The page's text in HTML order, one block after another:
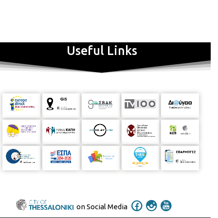
Useful Links
on Social Media